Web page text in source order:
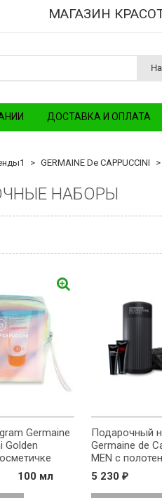
МАГАЗИН
ДОСТАВКА И ОПЛАТА
GERMAINE De CAPPUCCINI
НАБОРЫ
Germaine
Golden
100 мл
Подарочный
Germaine de
MEN с
5 230 ₽